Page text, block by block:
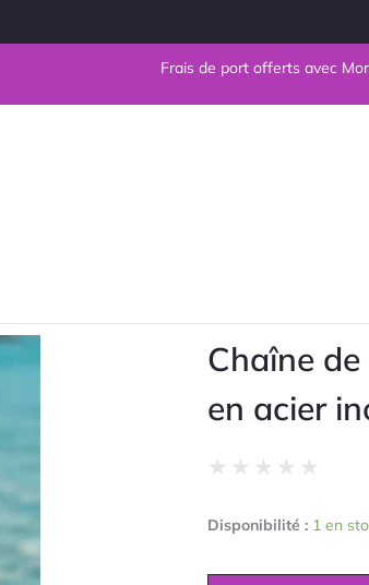
Frais de port offerts avec
Chaîne
en acier
★ ★ ★ ★ ★
5
Disponibilité : 1 en
de
de